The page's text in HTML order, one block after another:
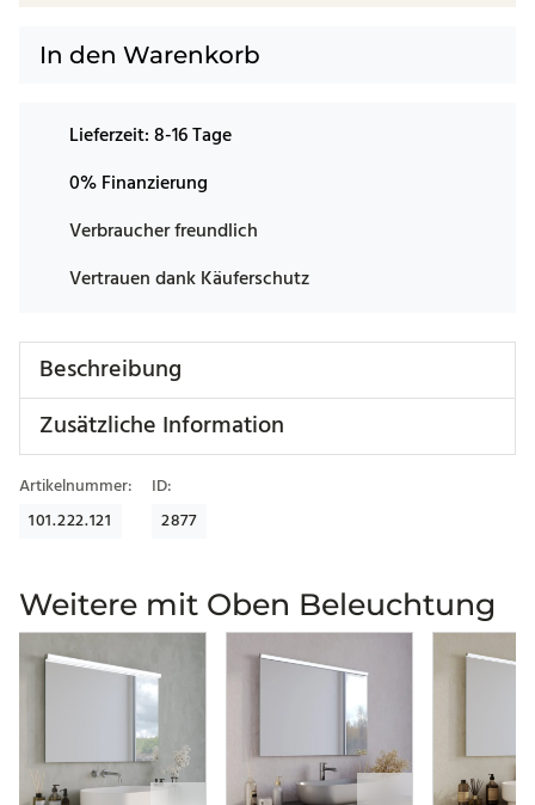
In den Warenkorb
Lieferzeit:8-16 Tage
0% Finanzierung
Verbraucher freundlich
Vertrauen dank Käuferschutz
Beschreibung
Zusätzliche Information
Artikelnummer:
101.222.121
ID:
2877
Weitere mit Oben Beleuchtung